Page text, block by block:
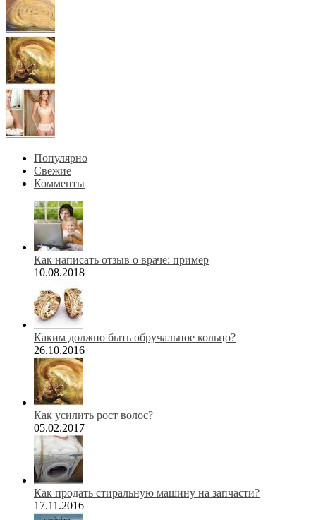
Популярно
Свежие
Комменты
Как написать отзыв о враче: пример
10.08.2018
Каким должно быть обручальное кольцо?
26.10.2016
Как усилить рост волос?
05.02.2017
Как продать стиральную машину на запчасти?
17.11.2016